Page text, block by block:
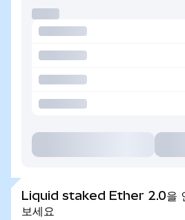
Liquid staked Ether 2.0을 인
보세요